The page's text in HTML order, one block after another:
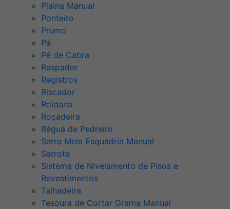
Plaina Manual
Ponteiro
Prumo
Pá
Pé de Cabra
Raspador
Registros
Riscador
Roldana
Roçadeira
Régua de Pedreiro
Serra Meia Esquadria Manual
Serrote
Sistema de Nivelamento de Pisos e
Revestimentos
Talhadeira
Tesoura de Cortar Grama Manual